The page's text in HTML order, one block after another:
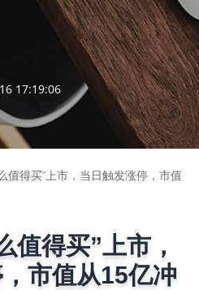
17:19:06
值得买”上市，当日触发涨停，市值
值得买”上市，
市值从15亿冲